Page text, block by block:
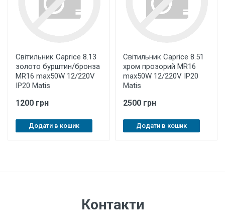
Світильник Caprice 8.13
золото бурштин/бронза
MR16 max50W 12/220V
IP20 Matis
1200 грн
Додати в кошик
Світильник Caprice 8.51
хром прозорий MR16
max50W 12/220V IP20
Matis
2500 грн
Додати в кошик
Контакти